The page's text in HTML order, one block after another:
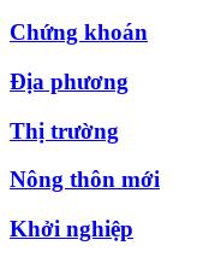
Chứng khoán
Địa phương
Thị trường
Nông thôn mới
Khởi nghiệp